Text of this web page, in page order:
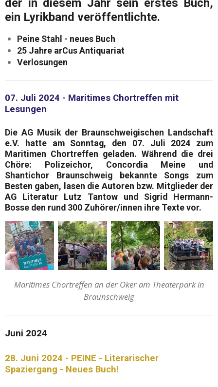
der in diesem Jahr sein erstes Buch,
ein Lyrikband veröffentlichte.
Peine Stahl - neues Buch
25 Jahre arCus Antiquariat
Verlosungen
07. Juli 2024 - Maritimes Chortreffen mit
Lesungen
Die AG Musikder Braunschweigischen Landschaft
e.V. hatte am Sonntag, den 07. Juli 2024 zum
Maritimen Chortreffen geladen. Während die drei
Chöre: Polizeichor, Concordia Meine und
Shantichor Braunschweig bekannte Songs zum
Besten gaben, lasen die Autoren bzw. Mitglieder der
AG Literatur Lutz Tantow und Sigrid Hermann-
Bosse den rund 300 Zuhörer/innen ihre Texte vor.
Maritimes Chortreffen an der Oker am Theaterpark in
Braunschweig
Juni 2024
28. Juni 2024 - PEINE - Literarischer
Spaziergang - Neues Buch!